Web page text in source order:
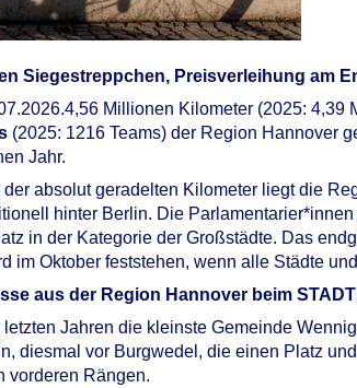
Siegestreppchen, Preisverleihung am
Millionen Kilometer (2025: 4,39
(2025: 1216 Teams) der Region Hannover
Jahr.
der absolut geradelten Kilometer liegt die
hinter Berlin. Die
in der Kategorie der Großstädte. Das
im Oktober feststehen, wenn alle Städte
aus der Region Hannover beim
Jahren die kleinste Gemeinde
diesmal vor Burgwedel, die einen Platz
vorderen Rängen.